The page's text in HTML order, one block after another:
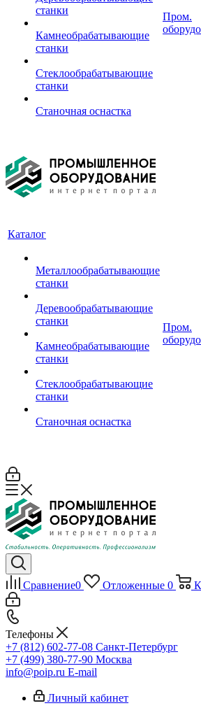
станки
Камнеобрабатывающие
станки
Стеклообрабатывающие
станки
Станочная оснастка
Пром.
Каталог
Металлообрабатывающие
станки
Деревообрабатывающие
станки
Камнеобрабатывающие
станки
Стеклообрабатывающие
станки
Станочная оснастка
Пром.
Сравнение0 Отложенные 0
Телефоны
+7 (812) 602-77-08 Санкт-Петербург
+7 (499) 380-77-90 Москва
info@poip.ru E-mail
Личный кабинет